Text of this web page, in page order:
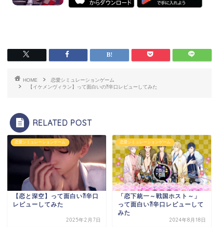
HOME
恋愛シミュレーションゲーム
【イケメンヴィラン】って面白いの⁈辛口レビューしてみた
RELATED POST
恋愛シミュレーションゲーム
【恋と深空】って面白い⁈辛口
レビューしてみた
2025年2月7日
恋愛シミュレーションゲーム
「恋下統一～戦国ホスト～」
って面白い⁈辛口レビューして
みた
2024年8月18日